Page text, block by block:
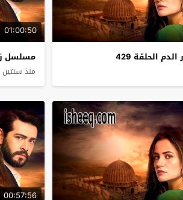
الحلقة 429
01:00:50
مسلسل
منذ سنتين
00:57:56